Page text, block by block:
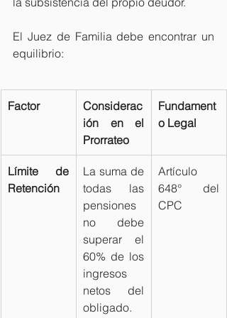
El Juez de Familia debe encontrar un
equilibrio:
Factor
Considerac
ión en el
Prorrateo
Fundament
o Legal
Límite de
Retención
La suma de
todas las
pensiones
no debe
superar el
60% de los
ingresos
netos del
obligado.
Artículo
648° del
CPC